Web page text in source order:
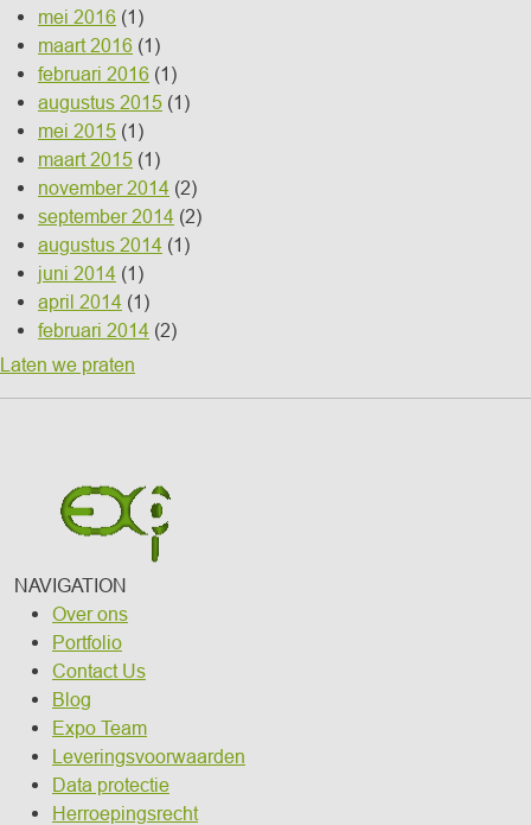
mei 2016 (1)
maart 2016 (1)
februari 2016 (1)
augustus 2015 (1)
mei 2015 (1)
maart 2015 (1)
november 2014 (2)
september 2014 (2)
augustus 2014 (1)
juni 2014 (1)
april 2014 (1)
februari 2014 (2)
Laten we praten
NAVIGATION
Over ons
Portfolio
Contact Us
Blog
Expo Team
Leveringsvoorwaarden
Data protectie
Herroepingsrecht